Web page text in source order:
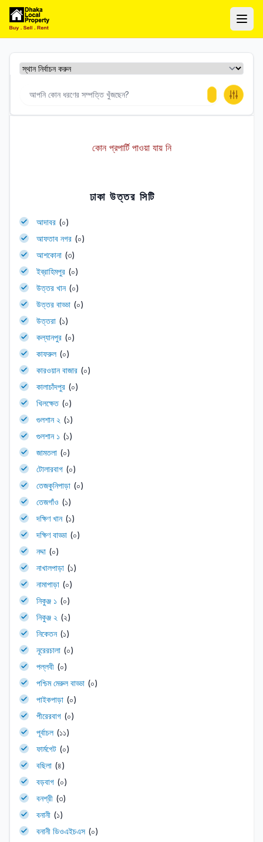
ঢাকা লোকাল প্রপার্টি
কোন প্রপার্টি পাওয়া যায় নি
ঢাকা উত্তর সিটি
আদাবর (০)
আফতাব নগর (০)
আশকোনা (৩)
ইব্রাহিমপুর (০)
উত্তর খান (০)
উত্তর বাড্ডা (০)
উত্তরা (১)
কল্যানপুর (০)
কাফরুল (০)
কারওয়ান বাজার (০)
কালাচাঁদপুর (০)
খিলক্ষেত (০)
গুলশান ২ (১)
গুলশান ১ (১)
জামতলা (০)
টোলারবাগ (০)
তেজকুনিপাড়া (০)
তেজগাঁও (১)
দক্ষিণ খান (১)
দক্ষিণ বাড্ডা (০)
নদ্দা (০)
নাখালপাড়া (১)
নামাপাড়া (০)
নিকুঞ্জ ১ (০)
নিকুঞ্জ ২ (২)
নিকেতন (১)
নূরেরচালা (০)
পল্লবী (০)
পশ্চিম মেরুল বাড্ডা (০)
পাইকপাড়া (০)
পীরেরবাগ (০)
পূর্বাচল (১১)
ফার্মগেট (০)
বছিলা (৪)
বড়বাগ (০)
বনশ্রী (৩)
বনানী (১)
বনানী ডিওএইচএস (০)